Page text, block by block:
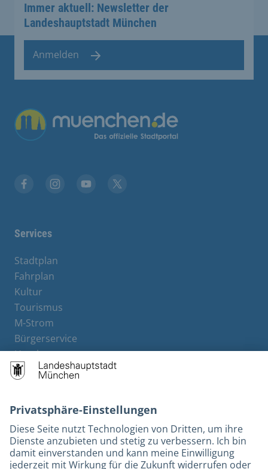
Immer aktuell: Newsletter der
Landeshauptstadt München
Anmelden
Services
Stadtplan
Fahrplan
Kultur
Tourismus
M-Strom
Bürgerservice
Hotels
Barrierefreiheit
Leichte Sprache
Gebärdensprache